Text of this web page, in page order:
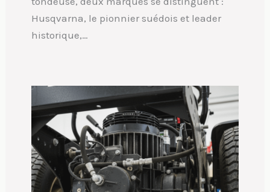
Husqvarna, le pionnier suédois et leader
historique,…